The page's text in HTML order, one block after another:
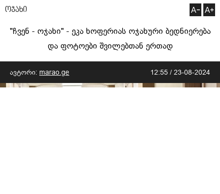
ოჯახი
"ჩვენ - ოჯახი" - ეკა ხოფერიას ოჯახური ბედნიერება
და ფოტოები შვილებთან ერთად
ავტორი: marao.ge 12:55 / 23-08-2024